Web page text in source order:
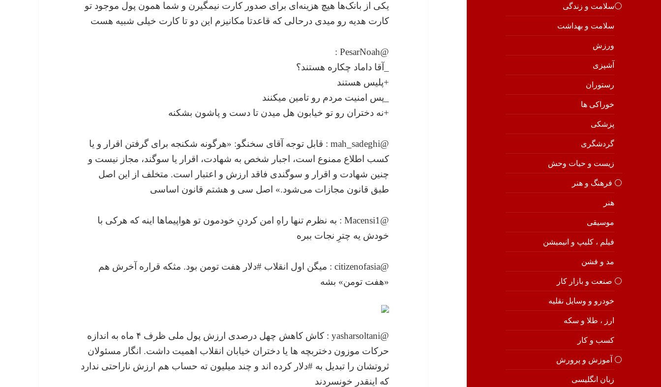
⚪️سلامت و زندگی
سلامت و بهداشت
ورزش
آشپزی
رستوران
خوراکی ها
پزشکی
گردشگری
زیست و حیات وحش
⚪️ فرهنگ و هنر
هنر
موسیقی
فیلم ، کلیپ و انیمیشن
مد و فشن
⚪️ صنعت و بازار کار
خودرو و وسایل نقلیه
ارز ، طلا و سکه
کسب و کار
⚪️ آموزش و پرورش
زبان انگلیسی
یکی از بانک‌ها هیچ هزینه‌ای برای صدور کارت نیمگیرن و شما همون پول موجود تو
کارت هدیه رو میدی درحالی که قاعدتا مکانیزم این دو تا کارت خیلی شبیه هست
@PesarNoah :
_آقا داماد چکاره هستند؟
+پلیس هستند
_پس امنیت مردم رو تامین میکنند
+نه دختران رو تو خیابون هل میدن تا دست و پاشون بشکنه
@mah_sadeghi : قابل توجه آقای سخنگو: «هرگونه شکنجه برای گرفتن اقرار و یا
کسب اطلاع ممنوع است، اجبار شخص به شهادت، اقرار یا سوگند، مجاز نیست و
چنین شهادت و اقرار و سوگندی فاقد ارزش و اعتبار است. متخلف از این اصل
طبق قانون مجازات می‌شود.» اصل سی و هشتم قانون اساسی
@Macensi1 : به نظرم تنها راهِ امن کردنِ خودمون تو هواپیماها اینه که هرکى با
خودش یه چترِ نجات ببره
@citizenofasia : میگن اول انقلاب #دلار هفت تومن بود. مثکه قراره آخرش هم
«هفت تومن» بشه
@yasharsoltani : کاش کاهش چهل درصدی ارزش پول ملی ظرف ۴ ماه به اندازه
حرکات موزون دختربچه ها یا دختران خیابان انقلاب اهمیت داشت. انگار مسئولان
ثروتشان را تبدیل به #دلار کرده اند و چند میلیون ته حساب هم ارزش ناراحتی ندارد
که اینقدر خونسردند